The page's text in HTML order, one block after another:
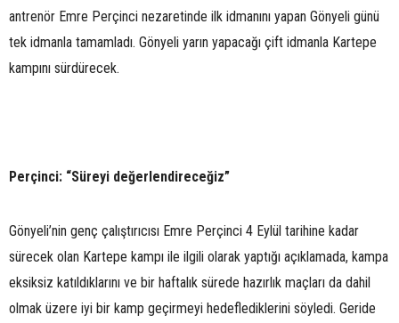
antrenör Emre Perçinci nezaretinde ilk idmanını yapan Gönyeli günü
tek idmanla tamamladı. Gönyeli yarın yapacağı çift idmanla Kartepe
kampını sürdürecek.
Perçinci: “Süreyi değerlendireceğiz”
Gönyeli’nin genç çalıştırıcısı Emre Perçinci 4 Eylül tarihine kadar
sürecek olan Kartepe kampı ile ilgili olarak yaptığı açıklamada, kampa
eksiksiz katıldıklarını ve bir haftalık sürede hazırlık maçları da dahil
olmak üzere iyi bir kamp geçirmeyi hedeflediklerini söyledi. Geride